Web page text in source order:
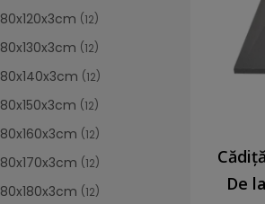
De
80x120x3cm 12
80x130x3cm 12
80x140x3cm 12
80x150x3cm 12
80x160x3cm 12
80x170x3cm 12
80x180x3cm 12